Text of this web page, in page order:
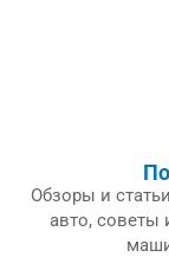
Обзоры и
авто, советы